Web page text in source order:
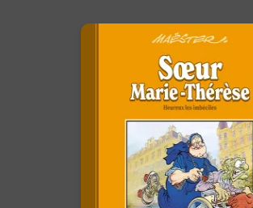
Les albums cultes
Fluide Glacial
Tome 06 :
Marie-Thérèse
Date de
02/04/2025
Découvrez ou redécouvrez
albums cultes de Fluide